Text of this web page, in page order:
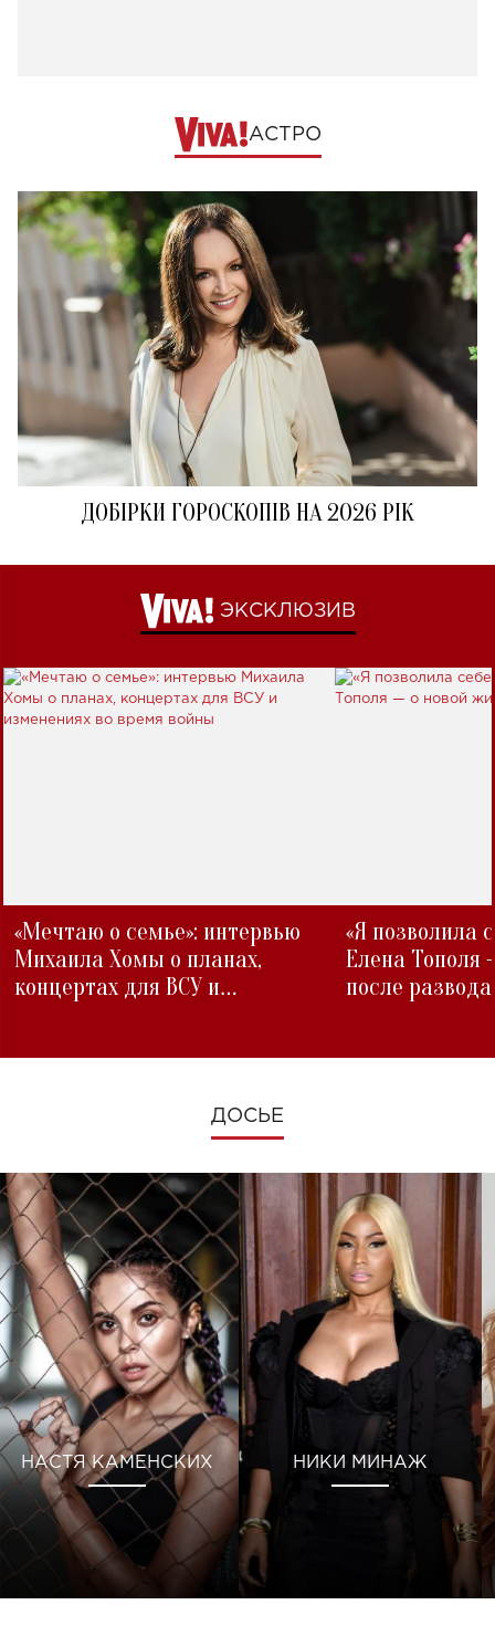
АСТРО
ДОБІРКИ ГОРОСКОПІВ НА 2026 РІК
ЭКСКЛЮЗИВ
«Мечтаю о семье»: интервью
Михаила Хомы о планах,
концертах для ВСУ и
«Я позволила
Елена Тополя
после развода
ДОСЬЕ
НАСТЯ КАМЕНСКИХ НИКИ МИНАЖ